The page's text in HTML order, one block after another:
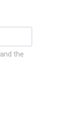
and the